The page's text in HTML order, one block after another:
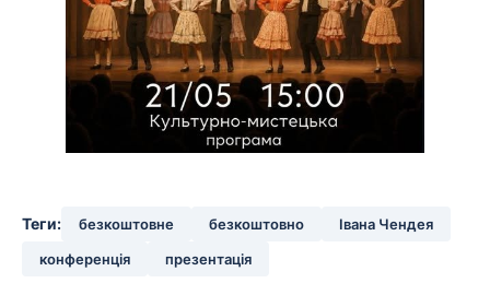
Теги: безкоштовне безкоштовно
Івана Чендея
конференція
презентація